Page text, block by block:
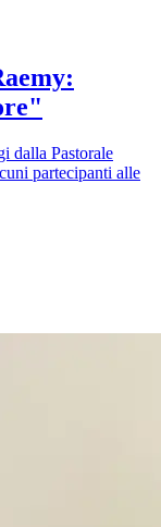
dalla Pastorale
partecipanti alle